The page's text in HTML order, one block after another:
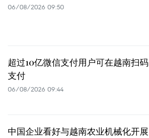
06/08/2026 09:50
超过10亿微信支付用户可在越南扫码
支付
06/08/2026 09:44
中国企业看好与越南农业机械化开展